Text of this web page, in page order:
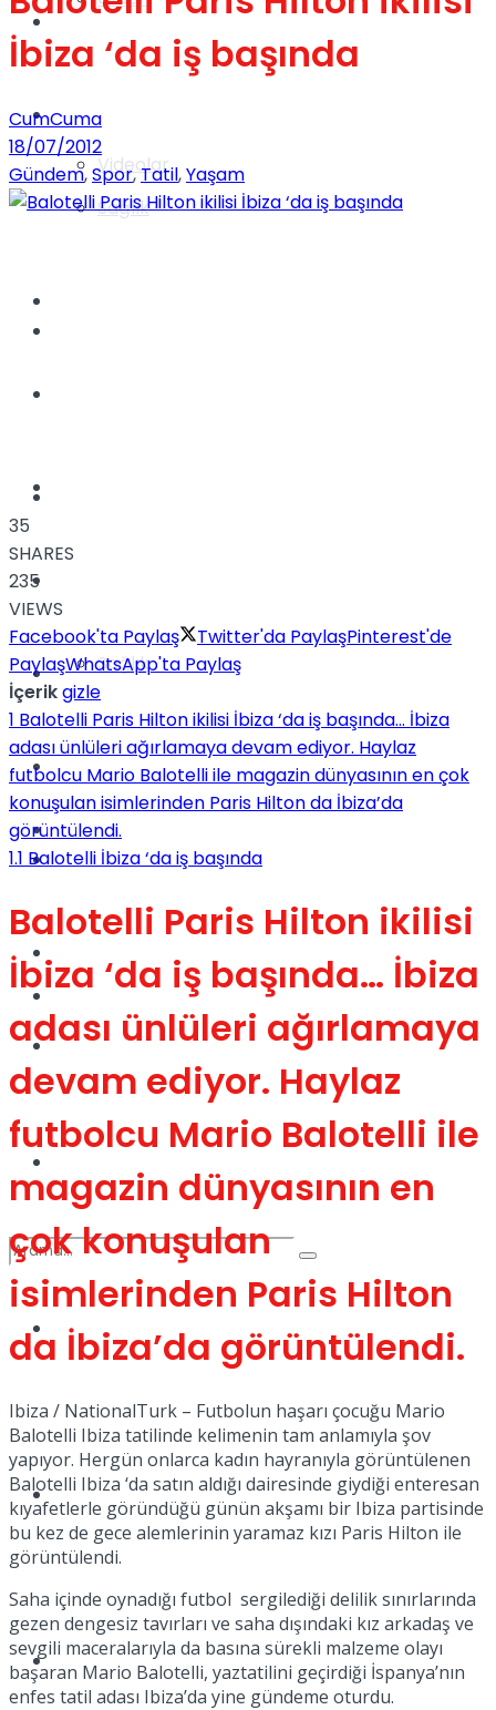
Videolar
Sağlık
TV
Kadınca
Türkiye
Müzik
Sinema
Gündem
Yaşam
Sağlık
Müzik
Sinema
Tatil
Podcast
No Result
View All Result
İbiza ‘da iş başında
CumCuma
18/07/2012
Gündem,Spor,Tatil,Yaşam
35
SHARES
235
VIEWS
Facebook'ta Paylaş
Twitter'da PaylaşPinterest'de
PaylaşWhatsApp'ta Paylaş
İçerikgizle
1 Balotelli Paris Hilton ikilisi İbiza ‘da iş başında… İbiza
adası ünlüleri ağırlamaya devam ediyor. Haylaz
futbolcu Mario Balotelli ile magazin dünyasının en çok
konuşulan isimlerinden Paris Hilton da İbiza’da
görüntülendi.
1.1 Balotelli İbiza ‘da iş başında
Balotelli Paris Hilton ikilisi
İbiza ‘da iş başında… İbiza
adası ünlüleri ağırlamaya
devam ediyor. Haylaz
futbolcu Mario Balotelli ile
magazin dünyasının en
çok konuşulan
isimlerinden Paris Hilton
da İbiza’da görüntülendi.
Ibiza / NationalTurk – Futbolun haşarı çocuğu Mario
Balotelli Ibiza tatilinde kelimenin tam anlamıyla şov
yapıyor. Hergün onlarca kadın hayranıyla görüntülenen
Balotelli Ibiza ‘da satın aldığı dairesinde giydiği enteresan
kıyafetlerle göründüğü günün akşamı bir Ibiza partisinde
bu kez de gece alemlerinin yaramaz kızı Paris Hilton ile
görüntülendi.
Saha içinde oynadığı futbol sergilediği delilik sınırlarında
gezen dengesiz tavırları ve saha dışındaki kız arkadaş ve
sevgili maceralarıyla da basına sürekli malzeme olayı
başaran Mario Balotelli, yaztatilini geçirdiği İspanya’nın
enfes tatil adası Ibiza’da yine gündeme oturdu.